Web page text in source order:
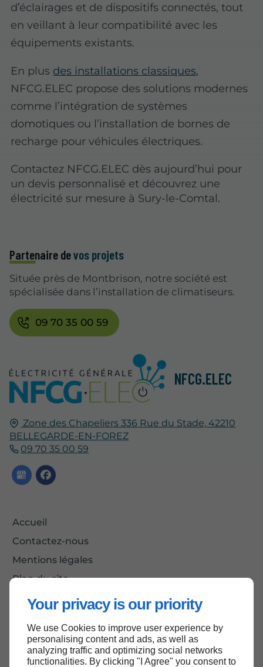
Your privacy is our priority
We use Cookies to improve user experience by
personalising content and ads, as well as
analyzing traffic and optimizing social networks
functionalities. By clicking "I Agree" you consent to
d’éclairages et de dispositifs connectés, tout
en veillant à leur compatibilité avec les
équipements existants.
En plus des installations classiques,
NFCG.ELEC propose des solutions modernes
comme l’intégration de systèmes
domotiques ou l’installation de bornes de
recharge pour véhicules électriques.
Contactez NFCG.ELEC dès aujourd’hui pour
un devis personnalisé et découvrez une
électricité sur mesure à Sury-le-Comtal.
NFCG.ELEC
Zone des Chapeliers 336 Rue du Stade, 42210
BELLEGARDE-EN-FOREZ
09 70 35 00 59
Accueil
Contactez-nous
Mentions légales
Plan du site
Partenaire devos projets
Située près de Montbrison, notre société est
spécialisée dans l’installation de climatiseurs.
09 70 35 00 59
Haut de page